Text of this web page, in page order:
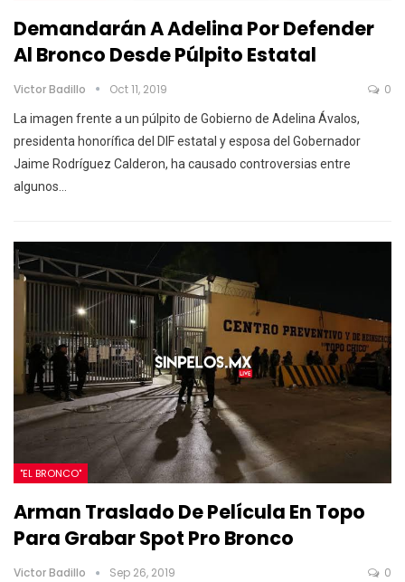
Demandarán A Adelina Por Defender
Al Bronco Desde Púlpito Estatal
Victor Badillo Oct 11, 2019 0
La imagen frente a un púlpito de Gobierno de Adelina Ávalos,
presidenta honorífica del DIF estatal y esposa del Gobernador
Jaime Rodríguez Calderon, ha causado controversias entre
algunos
"EL BRONCO"
Arman Traslado De Película En Topo
Para Grabar Spot Pro Bronco
Victor Badillo Sep 26, 2019 0